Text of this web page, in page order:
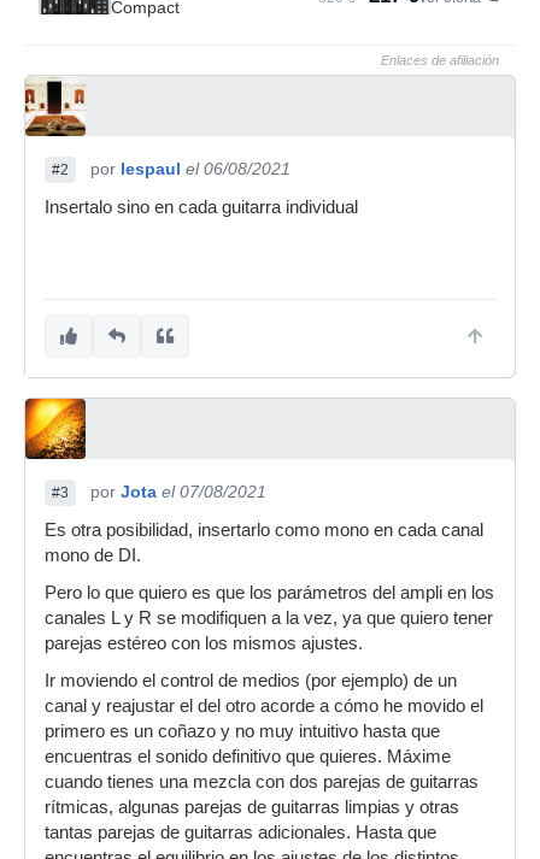
Compact
Enlaces de afiliación
#2 por lespaul el 06/08/2021
Insertalo sino en cada guitarra individual
#3 por Jota el 07/08/2021
Es otra posibilidad, insertarlo como mono en cada canal
mono de DI.
Pero lo que quiero es que los parámetros del ampli en los
canales L y R se modifiquen a la vez, ya que quiero tener
parejas estéreo con los mismos ajustes.
Ir moviendo el control de medios (por ejemplo) de un
canal y reajustar el del otro acorde a cómo he movido el
primero es un coñazo y no muy intuitivo hasta que
encuentras el sonido definitivo que quieres. Máxime
cuando tienes una mezcla con dos parejas de guitarras
rítmicas, algunas parejas de guitarras limpias y otras
tantas parejas de guitarras adicionales. Hasta que